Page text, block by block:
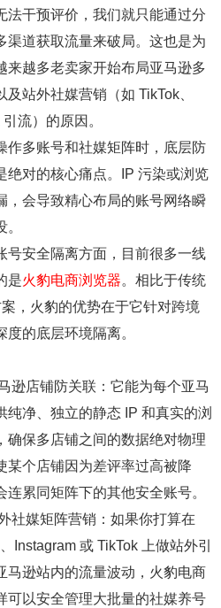
干预评价，我们就只能通过分
渠道获取流量来破局。这也是为
来越多老卖家开始布局亚马逊多
及站外社媒营销（如 TikTok、
流） 的原因。
多账号和社媒矩阵时， 底层防
绝对的核心痛点。IP 污染或浏览
，会导致精心布局的账号网络瞬
安全隔离方面，目前很多一线
是火豹电商浏览器。相比于传统
，火豹的优势在于它针对跨境
度的底层环境隔离。
逊店铺防关联： 它能为每个亚马
纯净、独立的静态 IP 和真实的浏
确保多店铺之间的数据绝对物理
某个店铺因为差评率过高被降
连累同矩阵下的其他安全账号。
社媒矩阵营销： 如果你打算在
Instagram 或 TikTok 上做站外引
马逊站内的流量波动，火豹电商
可以安全管理大批量的社媒养号